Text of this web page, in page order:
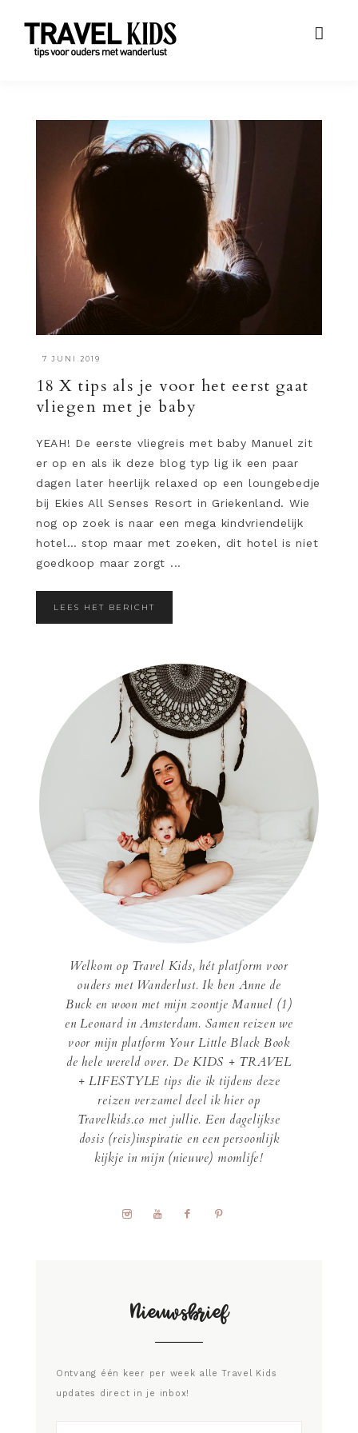
7 JUNI 2019
18 X tips als je voor het eerst gaat
vliegen met je baby
YEAH! De eerste vliegreis met baby Manuel zit
er op en als ik deze blog typ lig ik een paar
dagen later heerlijk relaxed op een loungebedje
bij Ekies All Senses Resort in Griekenland. Wie
nog op zoek is naar een mega kindvriendelijk
hotel… stop maar met zoeken, dit hotel is niet
goedkoop maar zorgt ...
LEES HET BERICHT
Welkom op Travel Kids, hét platform voor
ouders met Wanderlust. Ik ben Anne de
Buck en woon met mijn zoontje Manuel (1)
en Leonard in Amsterdam. Samen reizen we
voor mijn platform Your Little Black Book
de hele wereld over. De KIDS + TRAVEL
+ LIFESTYLE tips die ik tijdens deze
reizen verzamel deel ik hier op
Travelkids.co met jullie. Een dagelijkse
dosis (reis)inspiratie en een persoonlijk
kijkje in mijn (nieuwe) momlife!
Nieuwsbrief
Ontvang één keer per week alle Travel Kids
updates direct in je inbox!